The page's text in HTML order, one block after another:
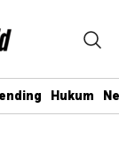
Hukum